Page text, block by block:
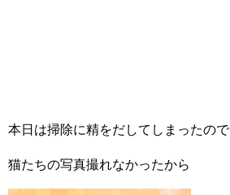
本日は掃除に精をだしてしまったので
猫たちの写真撮れなかったから